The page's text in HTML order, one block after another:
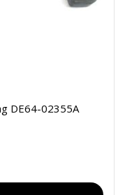
DE64-02355A